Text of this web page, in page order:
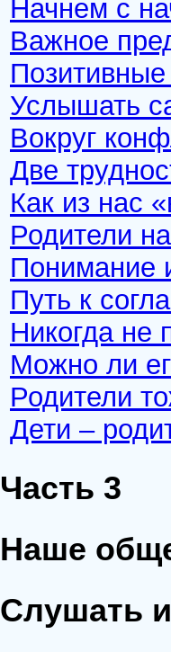
Начнем с
Важное
Позитивные
Услышать
Вокруг
Две
Как из нас
Родители
Понимание
Путь к
Никогда не
Можно ли
Родители
Дети –
Часть 3
Наше
Слушать